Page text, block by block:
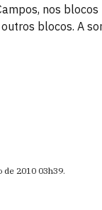
nos
blocos. A
de 2010 03h39.